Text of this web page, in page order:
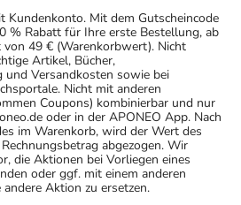
Kundenkonto. Mit dem Gutscheincode
% Rabatt für Ihre erste Bestellung, ab
49 € (Warenkorbwert). Nicht
Artikel, Bücher,
Versandkosten sowie bei
Nicht mit anderen
Coupons) kombinierbar und nur
oder in der APONEO App. Nach
im Warenkorb, wird der Wert des
abgezogen. Wir
die Aktionen bei Vorliegen eines
oder ggf. mit einem anderen
Aktion zu ersetzen.